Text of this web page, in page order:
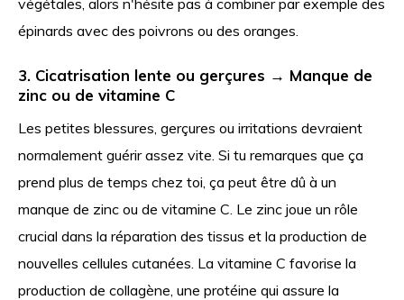
épinards avec des poivrons ou des oranges.
3. Cicatrisation lente ou gerçures → Manque de
zinc ou de vitamine C
Les petites blessures, gerçures ou irritations devraient
normalement guérir assez vite. Si tu remarques que ça
prend plus de temps chez toi, ça peut être dû à un
manque de zinc ou de vitamine C. Le zinc joue un rôle
crucial dans la réparation des tissus et la production de
nouvelles cellules cutanées. La vitamine C favorise la
production de collagène, une protéine qui assure la